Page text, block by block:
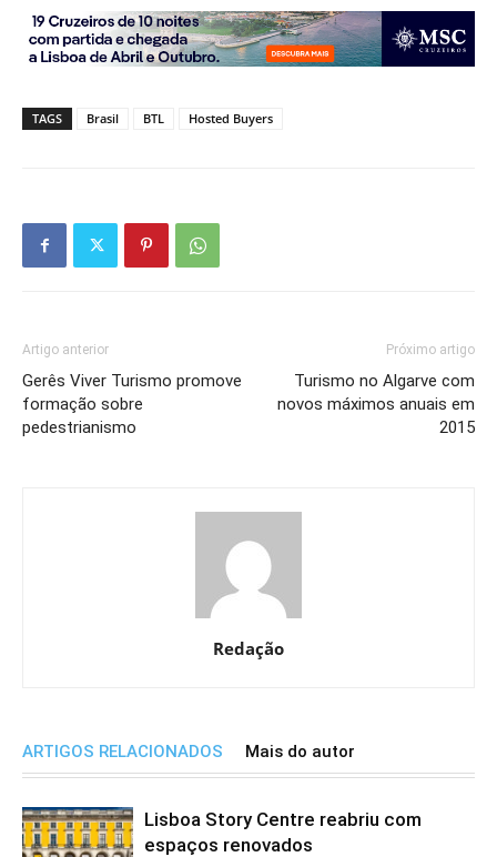
TAGS Brasil BTL Hosted Buyers
Artigo anterior
Gerês Viver Turismo promove
formação sobre
pedestrianismo
Próximo artigo
Turismo no Algarve com
novos máximos anuais em
2015
Redação
ARTIGOS RELACIONADOS Mais do autor
Lisboa Story Centre reabriu com
espaços renovados